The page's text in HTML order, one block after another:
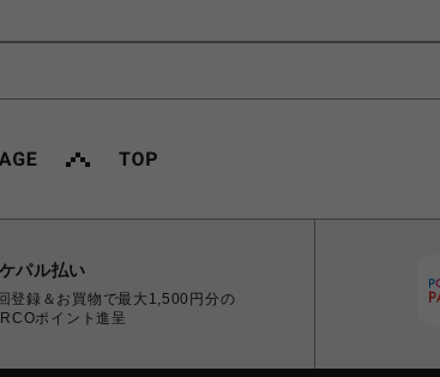
パル払い
登録＆お買物で最大1,500円分の
ポイント進呈